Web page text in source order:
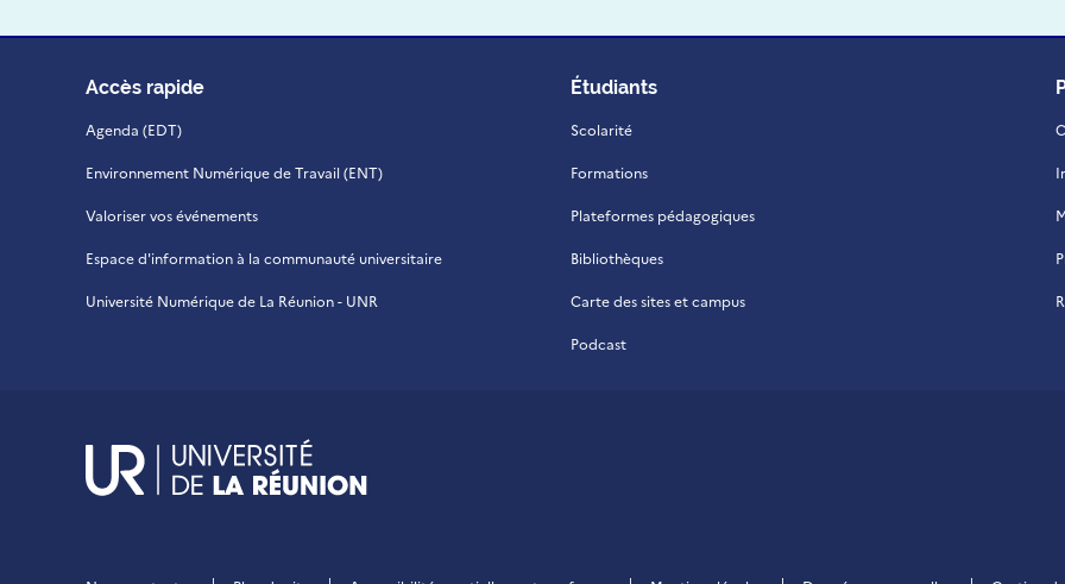
Accès rapide
Agenda (EDT)
Environnement Numérique de Travail (ENT)
Valoriser vos événements
Espace d'information à la communauté universitaire
Université Numérique de La Réunion - UNR
Étudiants
Scolarité
Formations
Plateformes pédagogiques
Bibliothèques
Carte des sites et campus
Podcast